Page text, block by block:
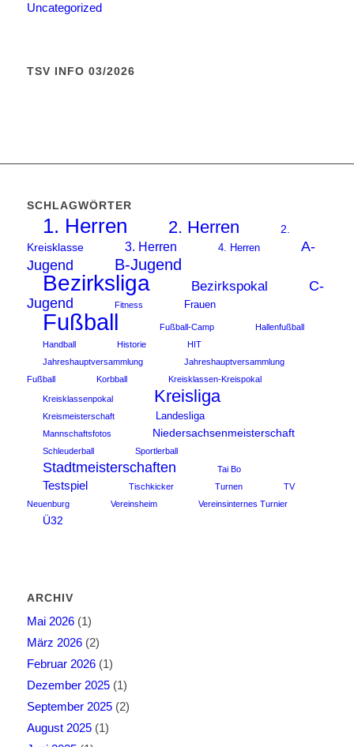
Uncategorized
TSV INFO 03/2026
SCHLAGWÖRTER
1. Herren 2. Herren
2.
Kreisklasse
3. Herren 4. Herren
A-
Jugend
B-Jugend
Bezirksliga Bezirkspokal
C-
Jugend
Fitness Frauen
Fußball Fußball-Camp
Hallenfußball
Handball
Historie
HIT
Jahreshauptversammlung
Jahreshauptversammlung
Fußball
Korbball Kreisklassen-Kreispokal
Kreisklassenpokal Kreisliga
Kreismeisterschaft Landesliga
Mannschaftsfotos Niedersachsenmeisterschaft
Schleuderball Sportlerball
Stadtmeisterschaften Tai Bo
Testspiel Tischkicker Turnen
TV
Neuenburg
Vereinsheim Vereinsinternes Turnier
Ü32
ARCHIV
Mai 2026(1)
März 2026(2)
Februar 2026(1)
Dezember 2025(1)
September 2025(2)
August 2025(1)